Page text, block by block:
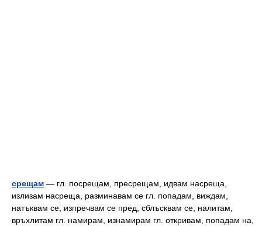
срещам — гл. посрещам, пресрещам, идвам насреща,
излизам насреща, разминавам се гл. попадам, виждам,
натъквам се, изпречвам се пред, сблъсквам се, налитам,
връхлитам гл. намирам, изнамирам гл. откривам, попадам на,